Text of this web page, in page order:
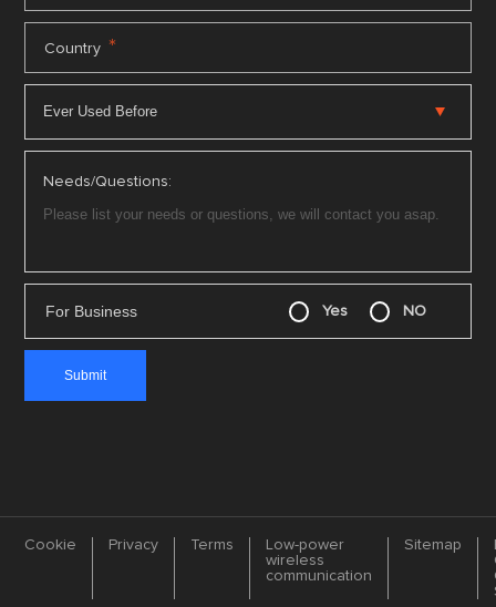
Country *
Needs/Questions:
For Business Yes NO
Cookie Privacy Terms
Low-power
wireless
communication
Sitemap